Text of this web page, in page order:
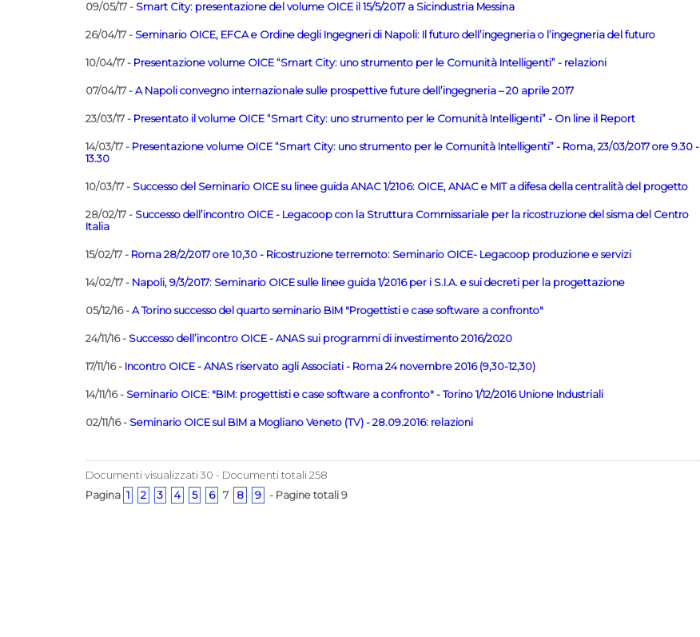
09/05/17 - Smart City: presentazione del volume OICE il 15/5/2017 a Sicindustria Messina
26/04/17 - Seminario OICE, EFCA e Ordine degli Ingegneri di Napoli: Il futuro dell’ingegneria o l’ingegneria del futuro
10/04/17 - Presentazione volume OICE “Smart City: uno strumento per le Comunità Intelligenti” - relazioni
07/04/17 - A Napoli convegno internazionale sulle prospettive future dell’ingegneria – 20 aprile 2017
23/03/17 - Presentato il volume OICE “Smart City: uno strumento per le Comunità Intelligenti” - On line il Report
14/03/17 - Presentazione volume OICE “Smart City: uno strumento per le Comunità Intelligenti” - Roma, 23/03/2017 ore 9.30 -
13.30
10/03/17 - Successo del Seminario OICE su linee guida ANAC 1/2106: OICE, ANAC e MIT a difesa della centralità del progetto
28/02/17 - Successo dell’incontro OICE - Legacoop con la Struttura Commissariale per la ricostruzione del sisma del Centro
Italia
15/02/17 - Roma 28/2/2017 ore 10,30 - Ricostruzione terremoto: Seminario OICE- Legacoop produzione e servizi
14/02/17 - Napoli, 9/3/2017: Seminario OICE sulle linee guida 1/2016 per i S.I.A. e sui decreti per la progettazione
05/12/16 - A Torino successo del quarto seminario BIM "Progettisti e case software a confronto"
24/11/16 - Successo dell’incontro OICE - ANAS sui programmi di investimento 2016/2020
17/11/16 - Incontro OICE - ANAS riservato agli Associati - Roma 24 novembre 2016 (9,30-12,30)
14/11/16 - Seminario OICE: "BIM: progettisti e case software a confronto" - Torino 1/12/2016 Unione Industriali
02/11/16 - Seminario OICE sul BIM a Mogliano Veneto (TV) - 28.09.2016: relazioni
Documenti visualizzati 30 - Documenti totali 258
Pagina 1 2 3 4 5 6 7 8 9 - Pagine totali 9